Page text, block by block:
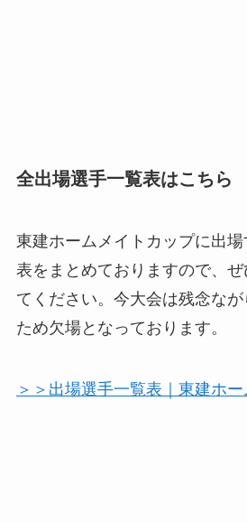
全出場選手一覧表はこちら
東建ホームメイトカップに出
表をまとめておりますので、
てください。今大会は残念な
ため欠場となっております。
＞＞出場選手一覧表｜東建ホ